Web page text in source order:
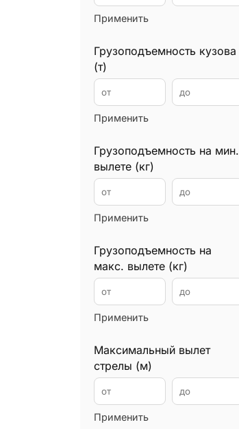
Гудронаторы 0
Илососы
Каналопромывочные машины 0
Автокраны
Манипуляторы 0
Мусоровозы 0
Подъемники 0
Уборочные машины
Вилочные погрузчики
Самосвалы 0
Снегоуборочная техника
Сваебойные установки 0
Трактора 0
Трубоукладчики
Применить
Грузоподъемность кузова
(т)
Применить
Грузоподъемность на мин.
вылете (кг)
Применить
Грузоподъемность на
макс. вылете (кг)
Применить
Максимальный вылет
стрелы (м)
Применить